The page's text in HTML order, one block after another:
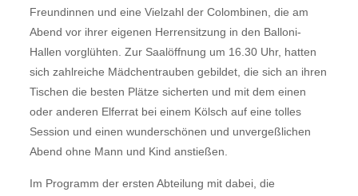
Freundinnen und eine Vielzahl der Colombinen, die am
Abend vor ihrer eigenen Herrensitzung in den Balloni-
Hallen vorglühten. Zur Saalöffnung um 16.30 Uhr, hatten
sich zahlreiche Mädchentrauben gebildet, die sich an ihren
Tischen die besten Plätze sicherten und mit dem einen
oder anderen Elferrat bei einem Kölsch auf eine tolles
Session und einen wunderschönen und unvergeßlichen
Abend ohne Mann und Kind anstießen.
Im Programm der ersten Abteilung mit dabei, die